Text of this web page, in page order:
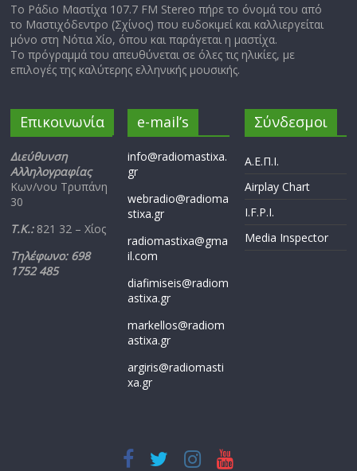
Το Ράδιο Μαστίχα 107.7 FM Stereo πήρε το όνομά του από
το Μαστιχόδεντρο (Σχίνος) που ευδοκιμεί και καλλιεργείται
μόνο στη Νότια Χίο, όπου και παράγεται η μαστίχα.
Το πρόγραμμά του απευθύνεται σε όλες τις ηλικίες, με
επιλογές της καλύτερης ελληνικής μουσικής.
Επικοινωνία
Διεύθυνση
Αλληλογραφίας
Κων/νου Τρυπάνη
30
Τ.Κ.: 821 32 – Χίος
Τηλέφωνο: 698
1752 485
e-mail’s
info@radiomastixa.
gr
webradio@radioma
stixa.gr
radiomastixa@gma
il.com
diafimiseis@radiom
astixa.gr
markellos@radiom
astixa.gr
argiris@radiomasti
xa.gr
Σύνδεσμοι
Α.Ε.Π.Ι.
Airplay Chart
I.F.P.I.
Media Inspector